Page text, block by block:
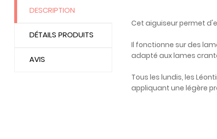
DESCRIPTION
DÉTAILS PRODUITS
AVIS
Cet aiguiseur permet
Il fonctionne sur des
adapté aux lames
Tous les lundis, les
appliquant une légère